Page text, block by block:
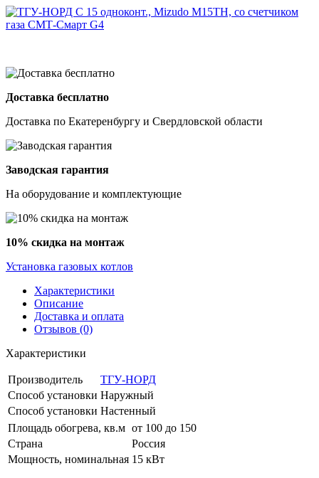
Доставка бесплатно
Доставка по Екатеренбургу и Свердловской области
Заводская гарантия
На оборудование и комплектующие
10% скидка на монтаж
Установка газовых котлов
Характеристики
Описание
Доставка и оплата
Отзывов (0)
Характеристики
Производитель
ТГУ-НОРД
Способ установки Наружный
Способ установки Настенный
Площадь обогрева, кв.м от 100 до 150
Страна
Россия
Мощность, номинальная 15 кВт